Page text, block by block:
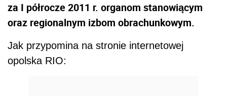
za I półrocze 2011 r. organom stanowiącym
oraz regionalnym izbom obrachunkowym.
Jak przypomina na stronie internetowej
opolska RIO: